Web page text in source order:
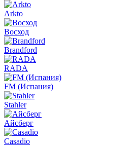
Arkto
Восход
Brandford
RADA
FM (Испания)
Stahler
Айсберг
Casadio